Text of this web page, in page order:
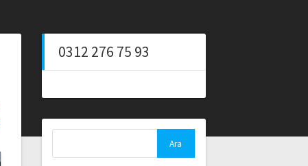
0312 276 75 93